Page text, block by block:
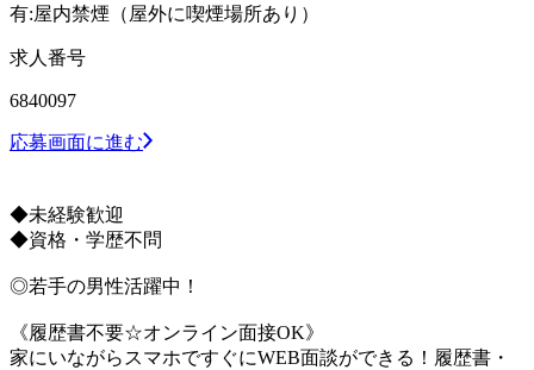
有:屋内禁煙（屋外に喫煙場所あり）
求人番号
6840097
応募画面に進む
◆未経験歓迎
◆資格・学歴不問
◎若手の男性活躍中！
《履歴書不要☆オンライン面接OK》
家にいながらスマホですぐにWEB面談ができる！履歴書・